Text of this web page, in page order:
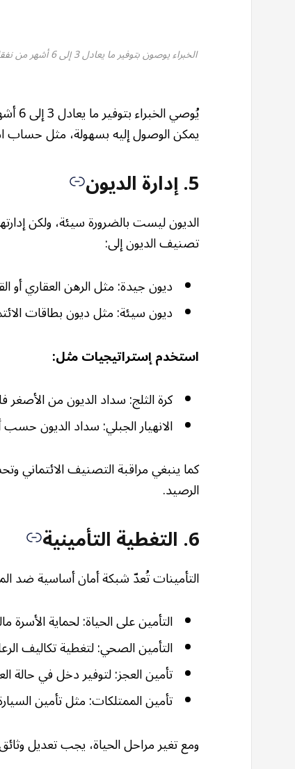
الخبراء يوصون
يمكن الوصول إليه بسهولة، مثل حساب
5. إدارة الديون
الديون ليست بالضرورة سيئة، ولكن
تصنيف الديون إلى:
ديون جيدة: مثل الرهن العقاري أو
ديون سيئة: مثل ديون بطاقات
استخدم إستراتيجيات مثل:
كرة الثلج: سداد الديون من الأصغر
الانهيار الجبلي: سداد الديون حسب
كما ينبغي مراقبة التصنيف الائتماني
الرصيد.
6. التغطية التأمينية
التأمينات تُعدّ شبكة أمان أساسية ضد
التأمين على الحياة: لحماية الأسرة
التأمين الصحي: لتغطية تكاليف
تأمين العجز: لتوفير دخل في حالة
تأمين الممتلكات: مثل تأمين
ومع تغير مراحل الحياة، يجب تعديل